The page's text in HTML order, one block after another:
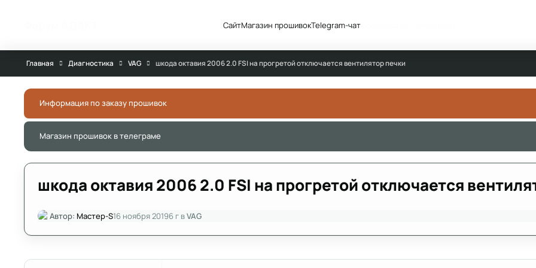
СайтМагазин прошивокTelegram-чатСообщество
Главная Диагностика VAG шкода октавия 2006 2.0 FSI на прогретой отключается вентилятор печки
Информация по заказу прошивок
Магазин прошивок в телеграме
шкода октавия 2006 2.0 FSI на прогретой отключается
Автор: Мастер-S16 ноября 20196 гвVAG